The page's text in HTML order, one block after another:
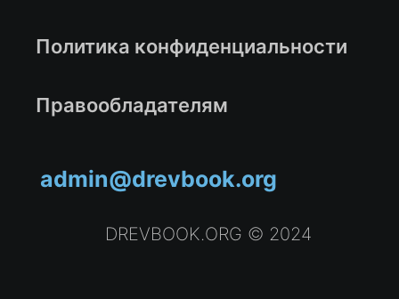
Политика конфиденциальности
Правообладателям
admin@drevbook.org
DREVBOOK.ORG © 2024